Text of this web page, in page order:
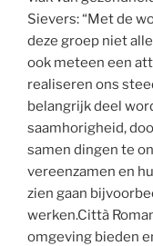
Sievers: “Met de
deze groep niet
ook meteen een
realiseren ons
belangrijk deel
saamhorigheid,
samen dingen te
vereenzamen en
zien gaan
werken.Città
omgeving bieden